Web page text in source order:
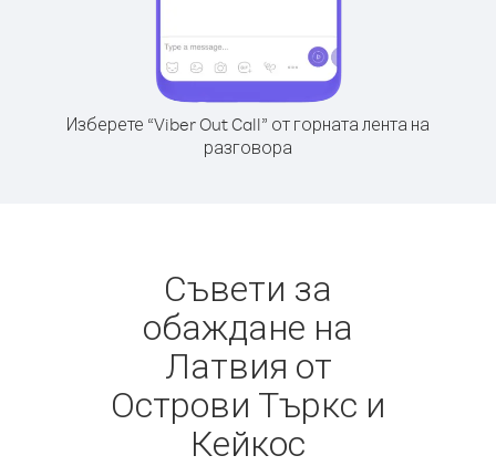
Изберете “Viber Out Call” от горната лента на
разговора
Съвети за
обаждане на
Латвия от
Острови Търкс и
Кейкос